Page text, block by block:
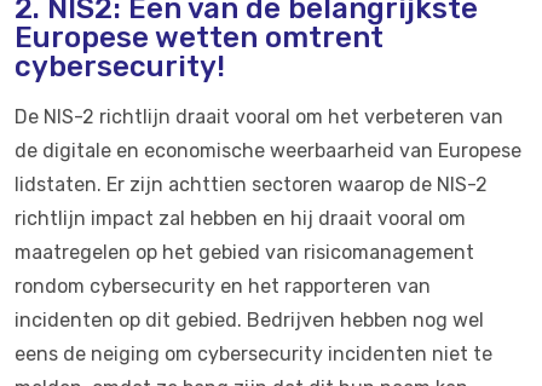
2. NIS2: Een van de belangrijkste
Europese wetten omtrent
cybersecurity!
De NIS-2 richtlijn draait vooral om het verbeteren van
de digitale en economische weerbaarheid van Europese
lidstaten. Er zijn achttien sectoren waarop de NIS-2
richtlijn impact zal hebben en hij draait vooral om
maatregelen op het gebied van risicomanagement
rondom cybersecurity en het rapporteren van
incidenten op dit gebied. Bedrijven hebben nog wel
eens de neiging om cybersecurity incidenten niet te